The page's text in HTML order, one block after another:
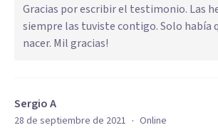
Gracias por escribir el testimonio. Las
siempre las tuviste contigo. Solo había
nacer. Mil gracias!
Sergio A
28 de septiembre de 2021 · Online